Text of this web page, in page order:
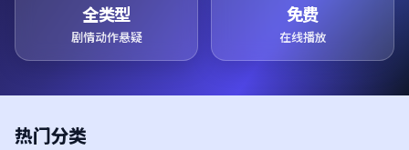
全类型
剧情动作悬疑
免费
在线播放
热门分类